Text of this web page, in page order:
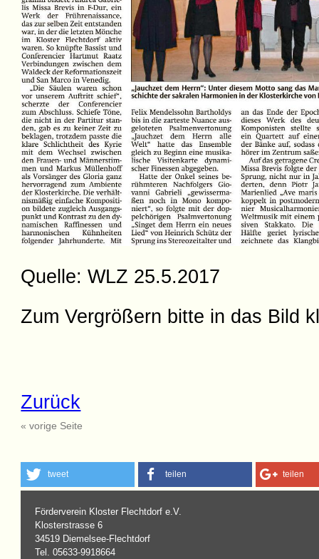
Quelle: WLZ 25.5.2017
Zum Vergrößern bitte in das Bild
Zurück
« vorige Seite
tweet teilen teilen
Förderverein Kloster Flechtdorf e.V.
Klosterstrasse 6
34519 Diemelsee-Flechtdorf
Tel. 05633-9918664